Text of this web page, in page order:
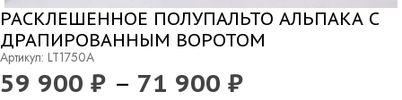
РАСКЛЕШЕННОЕ ПОЛУПАЛЬТО АЛЬПАКА С
ДРАПИРОВАННЫМ ВОРОТОМ
Артикул: LT1750A
59 900 ₽ – 71 900 ₽